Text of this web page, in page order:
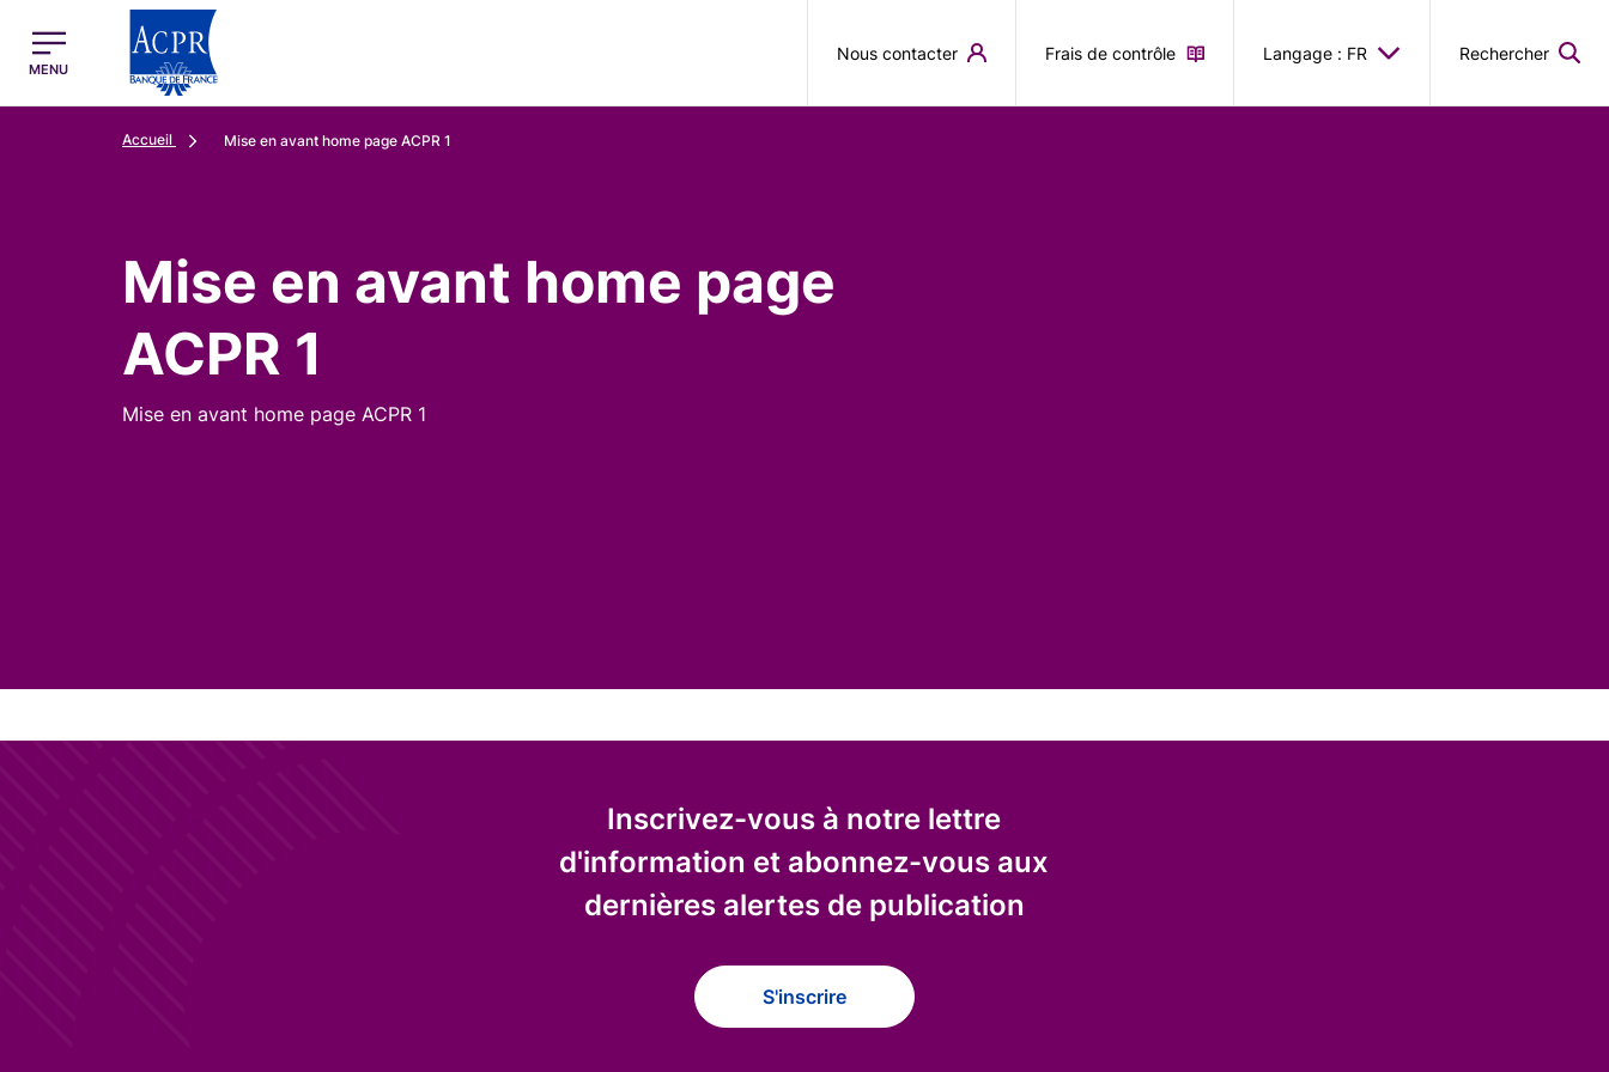
ACPR Menu Principal (French)
MENU
Nous contacter Frais de contrôle Langage : FR Rechercher
Accueil Mise en avant home page ACPR 1
Mise en avant home page
ACPR 1
Mise en avant home page ACPR 1
Inscrivez-vous à notre lettre
d'information et abonnez-vous aux
dernières alertes de publication
S'inscrire